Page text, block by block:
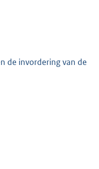
de invordering van de